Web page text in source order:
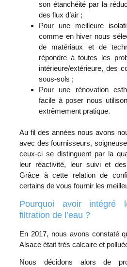
son étanchéité par la
des flux d’air ;
Pour une meilleure
comme en hiver nous
de matériaux et de
répondre à toutes les
intérieure/extérieure, des
sous-sols ;
Pour une rénovation
facile à poser nous
extrêmement pratique.
Au fil des années nous avons
avec des fournisseurs,
ceux-ci se distinguent par la
leur réactivité, leur suivi et
Grâce à cette relation de
certains de vous fournir les
Pourquoi avoir intégré
filtration de l’eau ?
En 2017, nous avons constaté
Alsace était très calcaire et
Nous décidons alors de